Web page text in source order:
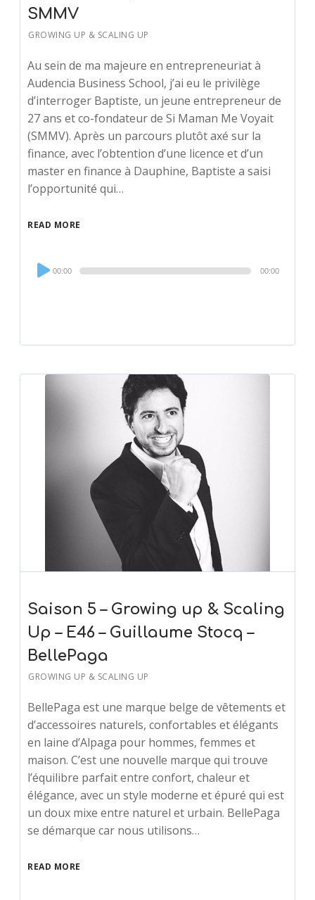
SMMV
GROWING UP & SCALING UP
Au sein de ma majeure en entrepreneuriat à
Audencia Business School, j’ai eu le privilège
d’interroger Baptiste, un jeune entrepreneur de
27 ans et co-fondateur de Si Maman Me Voyait
(SMMV). Après un parcours plutôt axé sur la
finance, avec l’obtention d’une licence et d’un
master en finance à Dauphine, Baptiste a saisi
l’opportunité qui…
READ MORE
Audio
Player
00:00 00:00
Saison 5 – Growing up & Scaling
Up – E46 – Guillaume Stocq –
BellePaga
GROWING UP & SCALING UP
BellePaga est une marque belge de vêtements et
d’accessoires naturels, confortables et élégants
en laine d’Alpaga pour hommes, femmes et
maison. C’est une nouvelle marque qui trouve
l’équilibre parfait entre confort, chaleur et
élégance, avec un style moderne et épuré qui est
un doux mixe entre naturel et urbain. BellePaga
se démarque car nous utilisons…
READ MORE